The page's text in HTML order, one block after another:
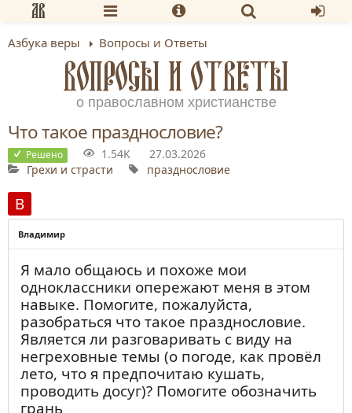
Азбука веры Вопросы и Ответы
ВОПРОСЫ И ОТВЕТЫ
о православном христианстве
Что такое празднословие?
Решено 1.54K
27.03.2026
Грехи и страсти
празднословие
Владимир
Я мало общаюсь и похоже мои
одноклассники опережают меня в этом
навыке. Помогите, пожалуйста,
разобраться что такое празднословие.
Является ли разговаривать с виду на
негреховные темы (о погоде, как провёл
лето, что я предпочитаю кушать,
проводить досуг)? Помогите обозначить
грань